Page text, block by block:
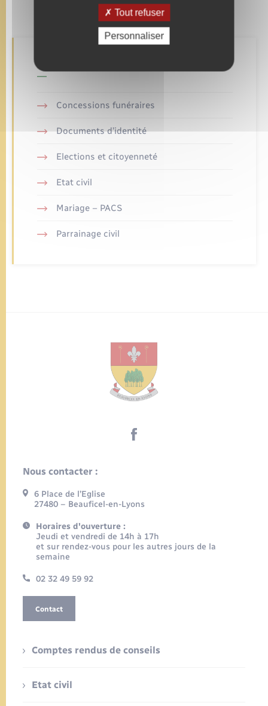
Concessions funéraires
Documents d’identité
Elections et citoyenneté
Etat civil
Mariage – PACS
Parrainage civil
Nous contacter :
6 Place de l’Eglise
27480 – Beauficel-en-Lyons
Horaires d'ouverture :
Jeudi et vendredi de 14h à 17h
et sur rendez-vous pour les autres jours de la
semaine
02 32 49 59 92
Contact
Comptes rendus de conseils
Etat civil
Tout refuser
Personnaliser